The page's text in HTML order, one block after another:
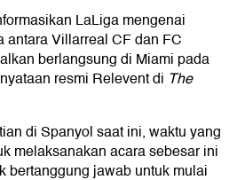
LaLiga mengenai
antara Villarreal CF dan FC
berlangsung di Miami pada
resmi Relevent di The
di Spanyol saat ini, waktu yang
melaksanakan acara sebesar ini
bertanggung jawab untuk mulai